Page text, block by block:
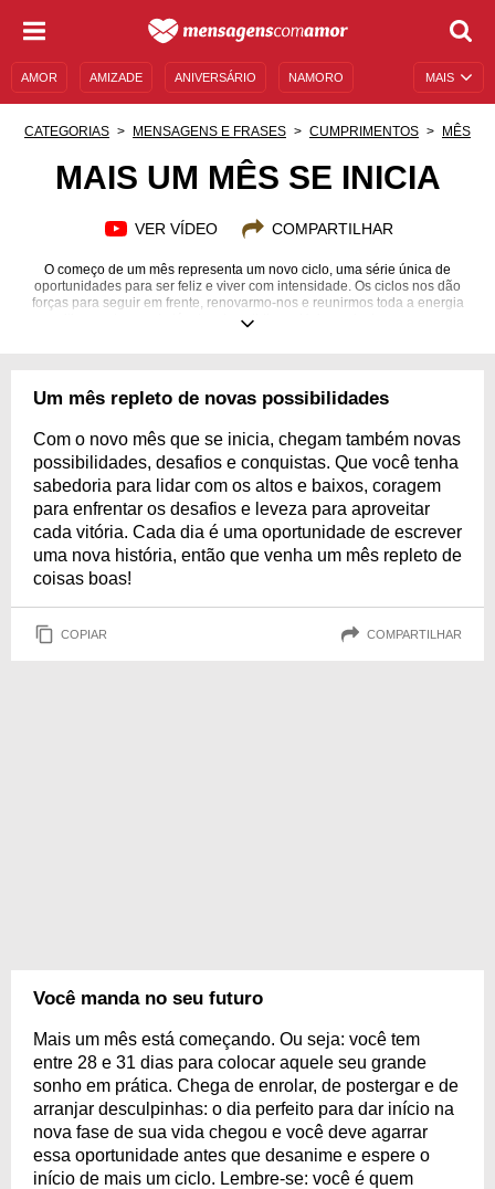
MAIS
AMOR AMIZADE ANIVERSÁRIO NAMORO
AUTOAJUDA
CATEGORIAS MENSAGENS E FRASES CUMPRIMENTOS MÊS
MAIS UM MÊS SE INICIA
VER VÍDEO COMPARTILHAR
O começo de um mês representa um novo ciclo, uma série única de
oportunidades para ser feliz e viver com intensidade. Os ciclos nos dão
forças para seguir em frente, renovarmo-nos e reunirmos toda a energia
positiva contra os obstáculos do cotidiano. Hoje, mais do que nunca,
motivadoras e compartilhe com seus amigos esse empurrãozinho para
Um mês repleto de novas possibilidades
Com o novo mês que se inicia, chegam também novas
possibilidades, desafios e conquistas. Que você tenha
sabedoria para lidar com os altos e baixos, coragem
para enfrentar os desafios e leveza para aproveitar
cada vitória. Cada dia é uma oportunidade de escrever
uma nova história, então que venha um mês repleto de
coisas boas!
COPIAR COMPARTILHAR
Você manda no seu futuro
Mais um mês está começando. Ou seja: você tem
entre 28 e 31 dias para colocar aquele seu grande
sonho em prática. Chega de enrolar, de postergar e de
arranjar desculpinhas: o dia perfeito para dar início na
nova fase de sua vida chegou e você deve agarrar
essa oportunidade antes que desanime e espere o
início de mais um ciclo. Lembre-se: você é quem